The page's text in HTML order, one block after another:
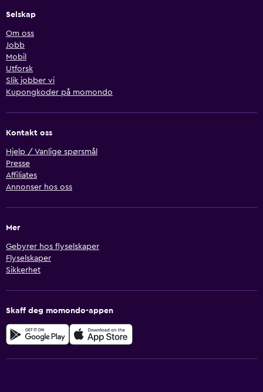
Selskap
Om oss
Jobb
Mobil
Utforsk
Slik jobber vi
Kupongkoder på momondo
Kontakt oss
Hjelp / Vanlige spørsmål
Presse
Affiliates
Annonser hos oss
Mer
Gebyrer hos flyselskaper
Flyselskaper
Sikkerhet
Skaff deg momondo-appen